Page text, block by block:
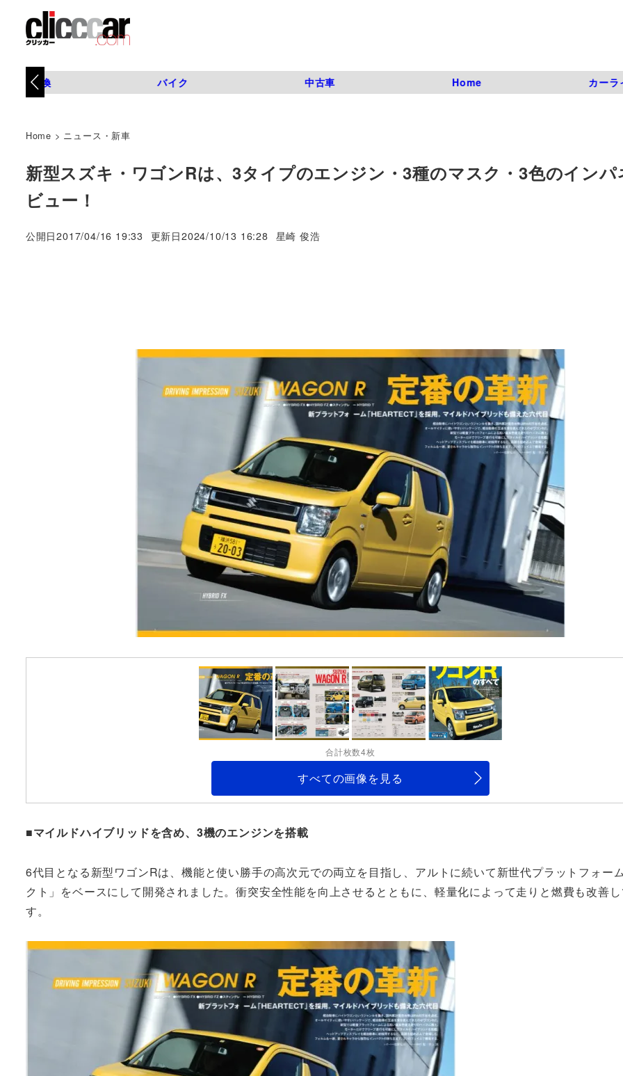
タイヤ交換 バイク 中古車 Home カーラ
Home > ニュース・新車
新型スズキ・ワゴンRは、3タイプのエンジン・3種のマスク・3色のイン
ビュー！
公開日2017/04/16 19:33 更新日2024/10/13 16:28
著
星崎 俊浩
合計枚数4枚
すべての画像を見る
■マイルドハイブリッドを含め、3機のエンジンを搭載
6代目となる新型ワゴンRは、機能と使い勝手の高次元での両立を目指し、アルトに続いて新世代プラットフォー
クト」をベースにして開発されました。衝突安全性能を向上させるとともに、軽量化によって走りと燃費も改善
す。